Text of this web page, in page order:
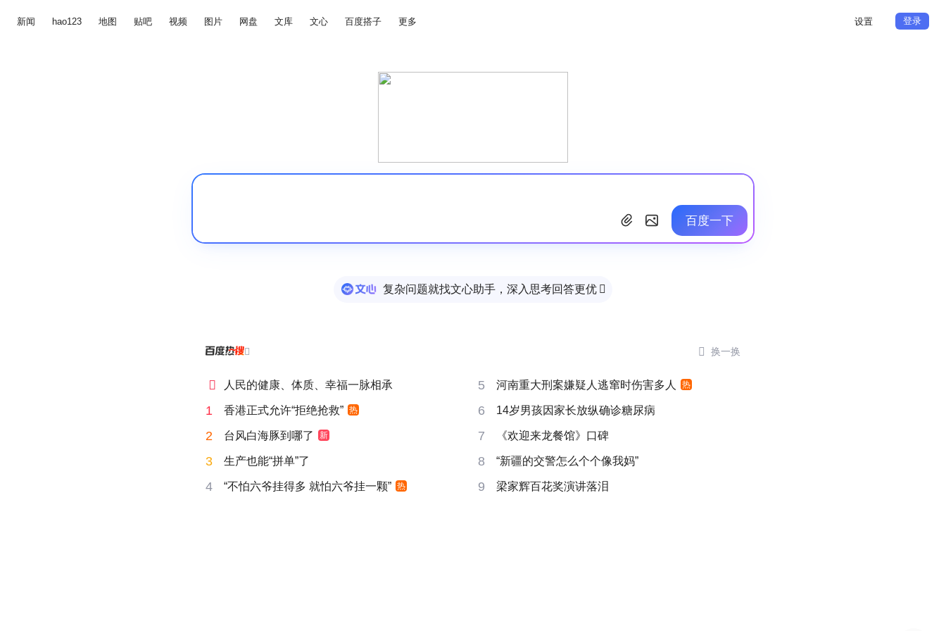
新闻 hao123 地图 贴吧 视频 图片 网盘 文库 文心 百度搭子 更多 设置 登录
百度一下
复杂问题就找文心助手，深入思考回答更优 
  换一换
 人民的健康、体质、幸福一脉相承 5 河南重大刑案嫌疑人逃窜时伤害多人 热
1 香港正式允许“拒绝抢救” 热 6 14岁男孩因家长放纵确诊糖尿病
2 台风白海豚到哪了 新 7 《欢迎来龙餐馆》口碑
3 生产也能“拼单”了 8 “新疆的交警怎么个个像我妈”
4 “不怕六爷挂得多 就怕六爷挂一颗” 热 9 梁家辉百花奖演讲落泪